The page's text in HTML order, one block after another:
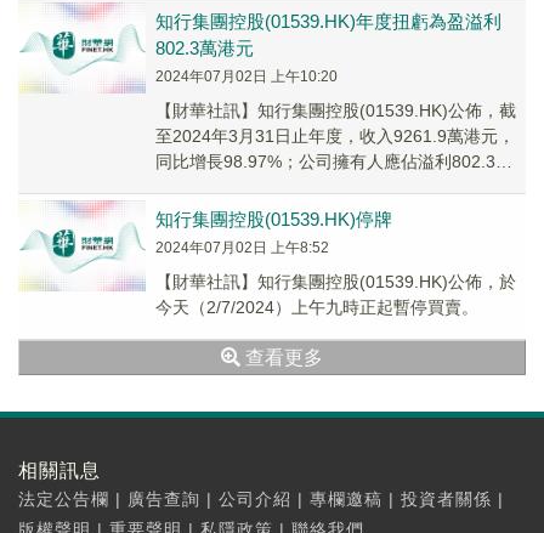
知行集團控股(01539.HK)年度扭虧為盈溢利
802.3萬港元
2024年07月02日 上午10:20
【財華社訊】知行集團控股(01539.HK)公佈，截
至2024年3月31日止年度，收入9261.9萬港元，
同比增長98.97%；公司擁有人應佔溢利802.3萬
知行集團控股(01539.HK)停牌
2024年07月02日 上午8:52
【財華社訊】知行集團控股(01539.HK)公佈，於
今天（2/7/2024）上午九時正起暫停買賣。
查看更多
相關訊息
法定公告欄 | 廣告查詢 | 公司介紹 | 專欄邀稿 | 投資者關係 |